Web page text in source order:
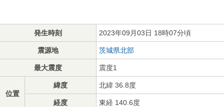
発生時刻 2023年09月03日 18時07分頃
震源地 茨城県北部
最大震度 震度1
位置
緯度 北緯 36.8度
経度 東経 140.6度